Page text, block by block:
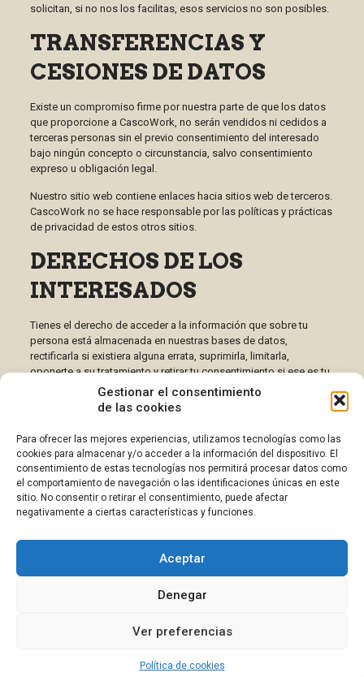
Gestionar el consentimiento
de las cookies
Para ofrecer las mejores experiencias, utilizamos tecnologías como las
cookies para almacenar y/o acceder a la información del dispositivo. El
consentimiento de estas tecnologías nos permitirá procesar datos como
el comportamiento de navegación o las identificaciones únicas en este
sitio. No consentir o retirar el consentimiento, puede afectar
negativamente a ciertas características y funciones.
Aceptar
Denegar
Ver preferencias
Política de cookies
solicitan, si no nos los facilitas, esos servicios no son posibles.
TRANSFERENCIAS Y
CESIONES DE DATOS
Existe un compromiso firme por nuestra parte de que los datos
que proporcione a CascoWork, no serán vendidos ni cedidos a
terceras personas sin el previo consentimiento del interesado
bajo ningún concepto o circunstancia, salvo consentimiento
expreso u obligación legal.
Nuestro sitio web contiene enlaces hacia sitios web de terceros.
CascoWork no se hace responsable por las políticas y prácticas
de privacidad de estos otros sitios.
DERECHOS DE LOS
INTERESADOS
Tienes el derecho de acceder a la información que sobre tu
persona está almacenada en nuestras bases de datos,
rectificarla si existiera alguna errata, suprimirla, limitarla,
oponerte a su tratamiento y retirar tu consentimiento si ese es tu
deseo. Para ello simplemente debes escribir un e-mail a la
dirección de correo electrónicodireccion@aragonmarketing.es
comentario o aclaración requerida al respecto.
Para mayor información sobre temas relacionados, el sitio de
referencia en la Red española es la
Agencia de Protección de
Datos
, donde tienes derecho a reclamar.
© 2026 CascoWork SC | Todos los derechos reservados